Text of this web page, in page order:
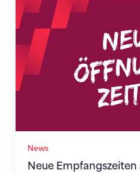
News
Neue Empfangszeiten
Neue Empfangszeiten ab